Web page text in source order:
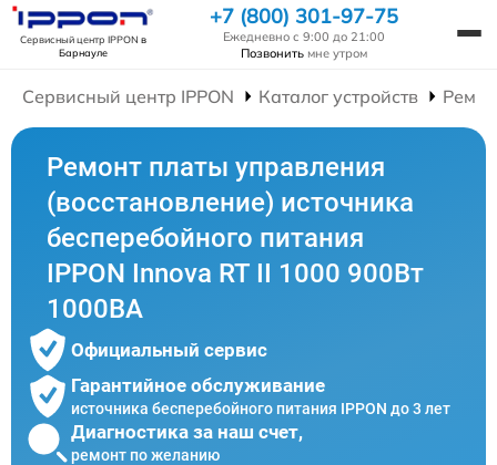
Сервисный центр IPPON в
Барнауле
+7 (800) 301-97-75
Ежедневно с 9:00 до 21:00
Позвонить мне утром
Сервисный центр IPPON Каталог устройств
Ремонт платы управления
(восстановление) источника
бесперебойного питания
IPPON Innova RT II 1000 900Вт
1000ВА
Официальный сервис
Гарантийное обслуживание
источника бесперебойного питания IPPON до 3 лет
Диагностика за наш счет,
ремонт по желанию